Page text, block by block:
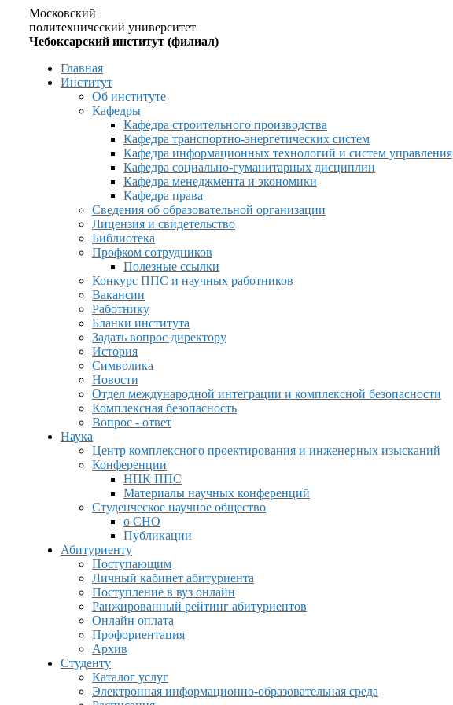
Московский
политехнический университет
Чебоксарский институт (филиал)
Главная
Институт
Об институте
Кафедры
Кафедра строительного производства
Кафедра транспортно-энергетических систем
Кафедра информационных технологий и систем управления
Кафедра социально-гуманитарных дисциплин
Кафедра менеджмента и экономики
Кафедра права
Сведения об образовательной организации
Лицензия и свидетельство
Библиотека
Профком сотрудников
Полезные ссылки
Конкурс ППС и научных работников
Вакансии
Работнику
Бланки института
Задать вопрос директору
История
Символика
Новости
Отдел международной интеграции и комплексной безопасности
Комплексная безопасность
Вопрос - ответ
Наука
Центр комплексного проектирования и инженерных изысканий
Конференции
НПК ППС
Материалы научных конференций
Студенческое научное общество
о СНО
Публикации
Абитуриенту
Поступающим
Личный кабинет абитуриента
Поступление в вуз онлайн
Ранжированный рейтинг абитуриентов
Онлайн оплата
Профориентация
Архив
Студенту
Каталог услуг
Электронная информационно-образовательная среда